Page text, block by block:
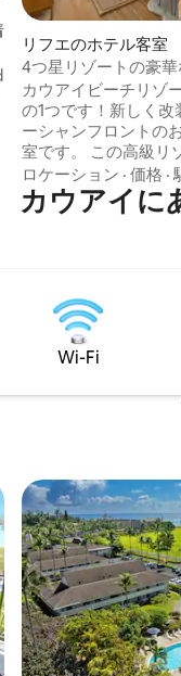
泊先
リフエのホテル客室
4つ星リゾートの豪
トルーム
カウアイビーチリゾ
の1つです！新しく
ーシャンフロントの
室です。 この高級リ
部屋の料金はお得で
い豪華なキングサイ
晴らしい景色を提供
10分もかからない場
ビーチ、シュノーケ
グ、ショップ、レス
に最適なスポットで
ロケーション · 価格 ·
カウアイに
Wi-Fi